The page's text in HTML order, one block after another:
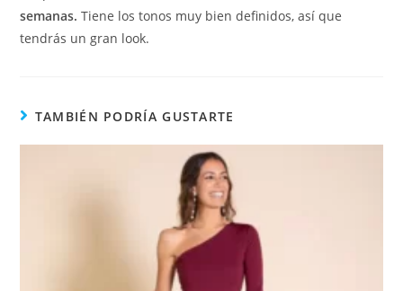
semanas.Tiene los tonos muy bien definidos, así que
tendrás un gran look.
TAMBIÉN PODRÍA GUSTARTE